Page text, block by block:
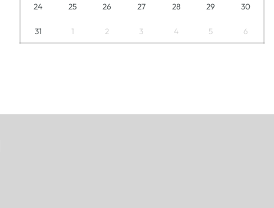
24 25 26 27 28 29 30
31 1 2 3 4 5 6